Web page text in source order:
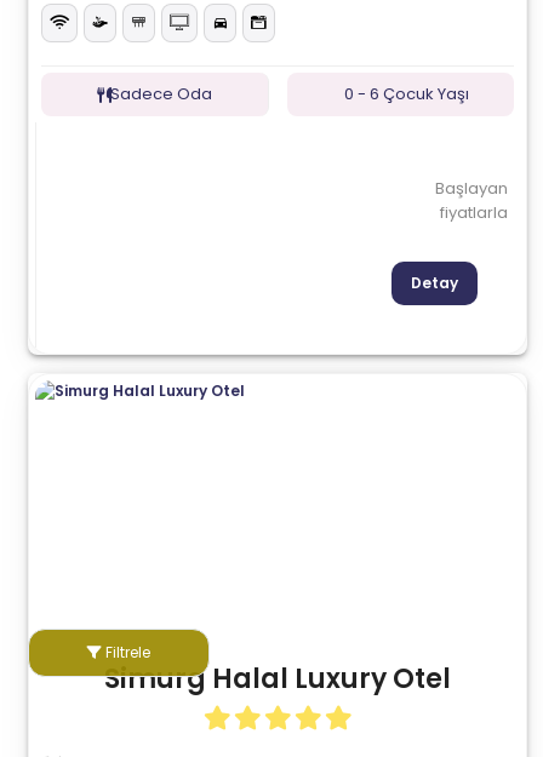
Filtrele
Sadece Oda 0 - 6 Çocuk Yaşı
Başlayan
fiyatlarla
Detay
Simurg Halal Luxury Otel